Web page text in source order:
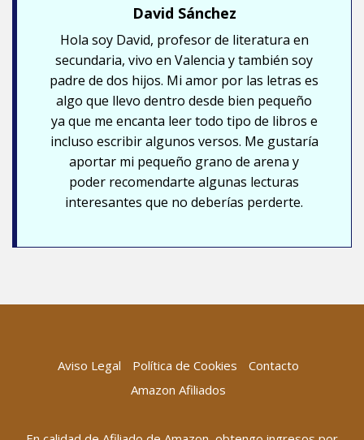
David Sánchez
Hola soy David, profesor de literatura en
secundaria, vivo en Valencia y también soy
padre de dos hijos. Mi amor por las letras es
algo que llevo dentro desde bien pequeño
ya que me encanta leer todo tipo de libros e
incluso escribir algunos versos. Me gustaría
aportar mi pequeño grano de arena y
poder recomendarte algunas lecturas
interesantes que no deberías perderte.
Aviso Legal Política de Cookies
Contacto
Amazon Afiliados